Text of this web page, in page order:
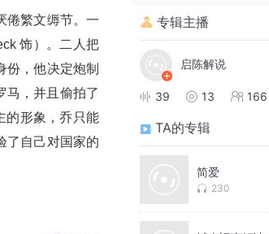
倦繁文缛节。一
饰）。二人把
份，他决定炮制
马，并且偷拍了
的形象，乔只能
了自己对国家的
专辑主播
启陈解说
39 13 166
TA的专辑
简爱
230